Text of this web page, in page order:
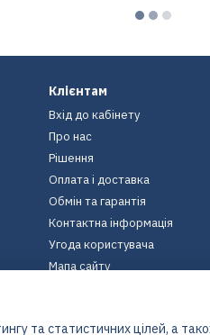
Клієнтам
Вхід до кабінету
Про нас
Рішення
Оплата і доставка
Обмін та гарантія
Контактна інформація
Угода користувача
Мапа сайту
та статистичних цілей, а